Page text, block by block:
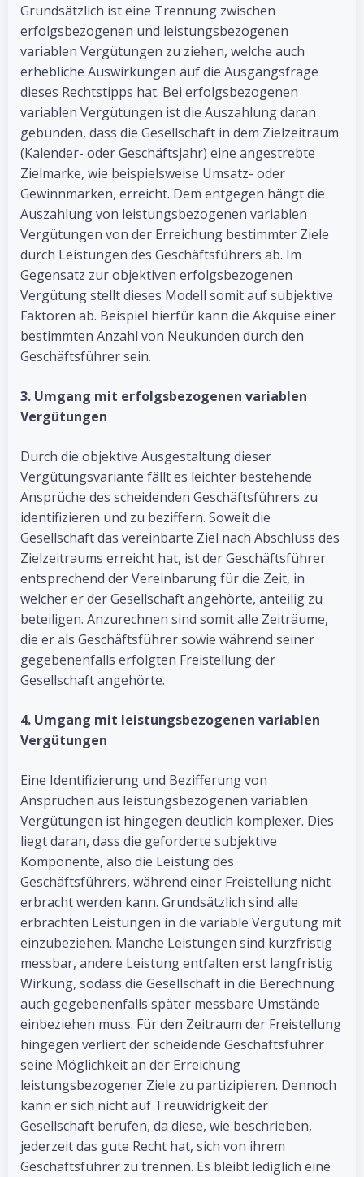
Grundsätzlich ist eine Trennung zwischen
erfolgsbezogenen und leistungsbezogenen
variablen Vergütungen zu ziehen, welche auch
erhebliche Auswirkungen auf die Ausgangsfrage
dieses Rechtstipps hat. Bei erfolgsbezogenen
variablen Vergütungen ist die Auszahlung daran
gebunden, dass die Gesellschaft in dem Zielzeitraum
(Kalender- oder Geschäftsjahr) eine angestrebte
Zielmarke, wie beispielsweise Umsatz- oder
Gewinnmarken, erreicht. Dem entgegen hängt die
Auszahlung von leistungsbezogenen variablen
Vergütungen von der Erreichung bestimmter Ziele
durch Leistungen des Geschäftsführers ab. Im
Gegensatz zur objektiven erfolgsbezogenen
Vergütung stellt dieses Modell somit auf subjektive
Faktoren ab. Beispiel hierfür kann die Akquise einer
bestimmten Anzahl von Neukunden durch den
Geschäftsführer sein.
3. Umgang mit erfolgsbezogenen variablen
Vergütungen
Durch die objektive Ausgestaltung dieser
Vergütungsvariante fällt es leichter bestehende
Ansprüche des scheidenden Geschäftsführers zu
identifizieren und zu beziffern. Soweit die
Gesellschaft das vereinbarte Ziel nach Abschluss des
Zielzeitraums erreicht hat, ist der Geschäftsführer
entsprechend der Vereinbarung für die Zeit, in
welcher er der Gesellschaft angehörte, anteilig zu
beteiligen. Anzurechnen sind somit alle Zeiträume,
die er als Geschäftsführer sowie während seiner
gegebenenfalls erfolgten Freistellung der
Gesellschaft angehörte.
4. Umgang mit leistungsbezogenen variablen
Vergütungen
Eine Identifizierung und Bezifferung von
Ansprüchen aus leistungsbezogenen variablen
Vergütungen ist hingegen deutlich komplexer. Dies
liegt daran, dass die geforderte subjektive
Komponente, also die Leistung des
Geschäftsführers, während einer Freistellung nicht
erbracht werden kann. Grundsätzlich sind alle
erbrachten Leistungen in die variable Vergütung mit
einzubeziehen. Manche Leistungen sind kurzfristig
messbar, andere Leistung entfalten erst langfristig
Wirkung, sodass die Gesellschaft in die Berechnung
auch gegebenenfalls später messbare Umstände
einbeziehen muss. Für den Zeitraum der Freistellung
hingegen verliert der scheidende Geschäftsführer
seine Möglichkeit an der Erreichung
leistungsbezogener Ziele zu partizipieren. Dennoch
kann er sich nicht auf Treuwidrigkeit der
Gesellschaft berufen, da diese, wie beschrieben,
jederzeit das gute Recht hat, sich von ihrem
Geschäftsführer zu trennen. Es bleibt lediglich eine